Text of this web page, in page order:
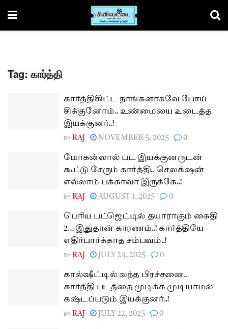
Tag: கார்த்தி
கார்த்திகிட்ட நாங்களாகவே போய்
சிக்குனோம்.. உண்மையை உடைத்த
இயக்குனர்..!
BY RAJ NOVEMBER 5, 2025 0
மோகன்லால் பட இயக்குனருடன்
கூட்டு சேரும் கார்த்தி.. செலக்‌ஷன்
எல்லாம் பக்காவா இருக்கே..!
BY RAJ AUGUST 1, 2025 0
பெரிய பட்ஜெட்டில் தயாராகும் கைதி
2… இதுதான் காரணம்..! கார்த்தியே
எதிர்பார்க்காத சம்பவம்..!
BY RAJ JULY 24, 2025 0
கால்ஷீட்டில் வந்த பிரச்சனை..
கார்த்தி படத்தை முடிக்க முடியாமல்
கஷ்டப்படும் இயக்குனர்..!
BY RAJ JULY 22, 2025 0